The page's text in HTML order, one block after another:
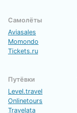
Самолёты
Aviasales
Momondo
Tickets.ru
Путёвки
Level.travel
Onlinetours
Travelata